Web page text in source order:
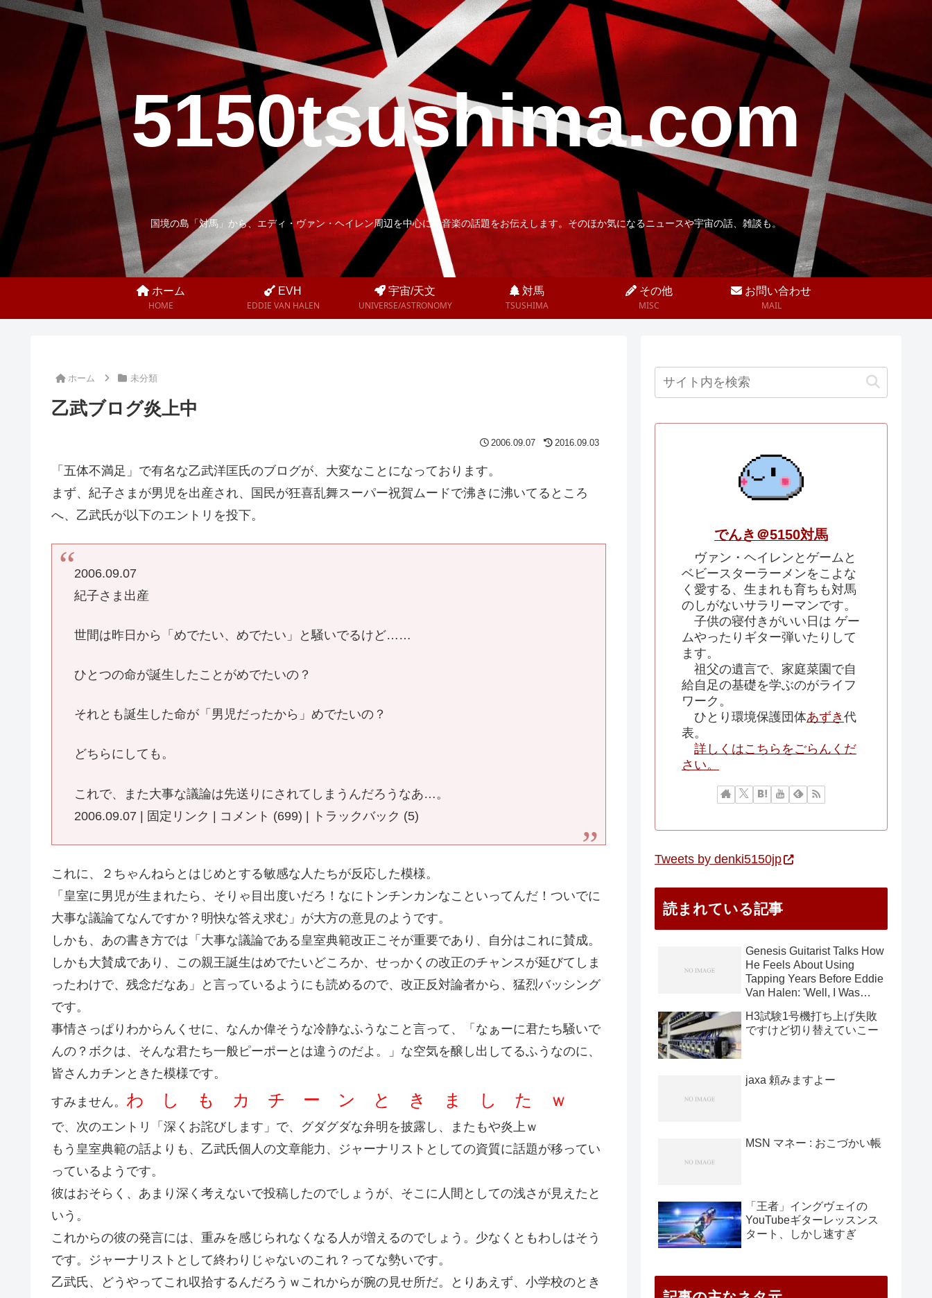
5150tsushima.com
国境の島「対馬」から、エディ・ヴァン・ヘイレン周辺を中心に、音楽の話題をお伝えします。そのほか気になるニュースや宇宙の話、雑談も。
ホーム
HOME
EVH
EDDIE VAN HALEN
宇宙/天文
UNIVERSE/ASTRONOMY
対馬
TSUSHIMA
その他
MISC
お問い合わせ
MAIL
ホーム 未分類
乙武ブログ炎上中
2006.09.07 2016.09.03
「五体不満足」で有名な乙武洋匡氏のブログが、大変なことになっております。
まず、紀子さまが男児を出産され、国民が狂喜乱舞スーパー祝賀ムードで沸きに沸いてるところ
へ、乙武氏が以下のエントリを投下。
2006.09.07
紀子さま出産
世間は昨日から「めでたい、めでたい」と騒いでるけど……
ひとつの命が誕生したことがめでたいの？
それとも誕生した命が「男児だったから」めでたいの？
どちらにしても。
これで、また大事な議論は先送りにされてしまうんだろうなあ…。
2006.09.07 | 固定リンク | コメント (699) | トラックバック (5)
これに、２ちゃんねらとはじめとする敏感な人たちが反応した模様。
「皇室に男児が生まれたら、そりゃ目出度いだろ！なにトンチンカンなこといってんだ！ついでに
大事な議論てなんですか？明快な答え求む」が大方の意見のようです。
しかも、あの書き方では「大事な議論である皇室典範改正こそが重要であり、自分はこれに賛成。
しかも大賛成であり、この親王誕生はめでたいどころか、せっかくの改正のチャンスが延びてしま
ったわけで、残念だなあ」と言っているようにも読めるので、改正反対論者から、猛烈バッシング
です。
事情さっぱりわからんくせに、なんか偉そうな冷静なふうなこと言って、「なぁーに君たち騒いで
んの？ボクは、そんな君たち一般ピーポーとは違うのだよ。」な空気を醸し出してるふうなのに、
皆さんカチンときた模様です。
すみません。 わ し も カ チ ー ン と き ま し た ｗ
で、次のエントリ「深くお詫びします」で、グダグダな弁明を披露し、またもや炎上ｗ
もう皇室典範の話よりも、乙武氏個人の文章能力、ジャーナリストとしての資質に話題が移ってい
っているようです。
彼はおそらく、あまり深く考えないで投稿したのでしょうが、そこに人間としての浅さが見えたと
いう。
これからの彼の発言には、重みを感じられなくなる人が増えるのでしょう。少なくともわしはそう
です。ジャーナリストとして終わりじゃないのこれ？ってな勢いです。
乙武氏、どうやってこれ収拾するんだろうｗこれからが腕の見せ所だ。とりあえず、小学校のとき
でんき＠5150対馬
ヴァン・ヘイレンとゲームと
ベビースターラーメンをこよな
く愛する、生まれも育ちも対馬
のしがないサラリーマンです。
子供の寝付きがいい日は ゲー
ムやったりギター弾いたりして
ます。
祖父の遺言で、家庭菜園で自
給自足の基礎を学ぶのがライフ
ワーク。
ひとり環境保護団体あずき 代
表。
詳しくはこちらをごらんくだ
さい。
Tweets by denki5150jp
読まれている記事
Genesis Guitarist Talks How
He Feels About Using
Tapping Years Before Eddie
Van Halen: 'Well, I Was
H3試験1号機打ち上げ失敗
ですけど切り替えていこー
jaxa 頼みますよー
MSN マネー : おこづかい帳
「王者」イングヴェイの
YouTubeギターレッスンス
タート、しかし速すぎ